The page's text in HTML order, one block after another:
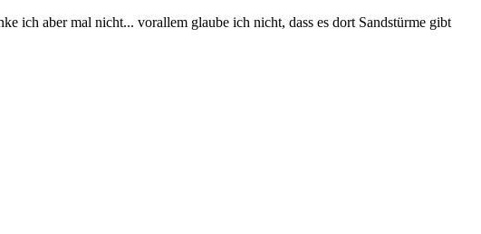
ich aber mal nicht... vorallem glaube ich nicht, dass es dort Sandstürme gibt